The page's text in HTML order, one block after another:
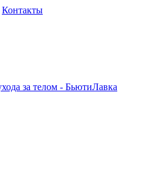
Контакты